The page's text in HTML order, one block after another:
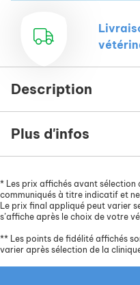
Description
Plus d'infos
* Les prix affichés avant sélection
communiqués à titre indicatif et
Le prix final appliqué peut varier
s’affiche après le choix de votre
** Les points de fidélité affichés
varier après sélection de la